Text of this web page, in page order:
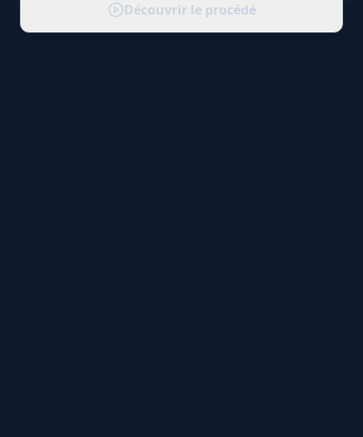
Découvrir le procédé